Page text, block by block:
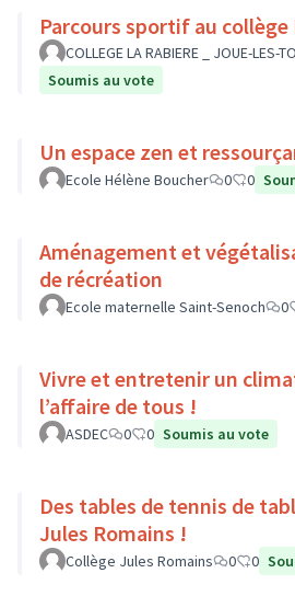
Parcours sportif au collège
COLLEGE LA RABIERE _ JOUE-LES-
Soumis au vote
Un espace zen et
Ecole Hélène Boucher 0 0
Aménagement et
de récréation
Ecole maternelle Saint-Senoch 0
Vivre et entretenir un
l’affaire de tous !
ASDEC 0 0 Soumis au vote
Des tables de tennis de
Jules Romains !
Collège Jules Romains 0 0